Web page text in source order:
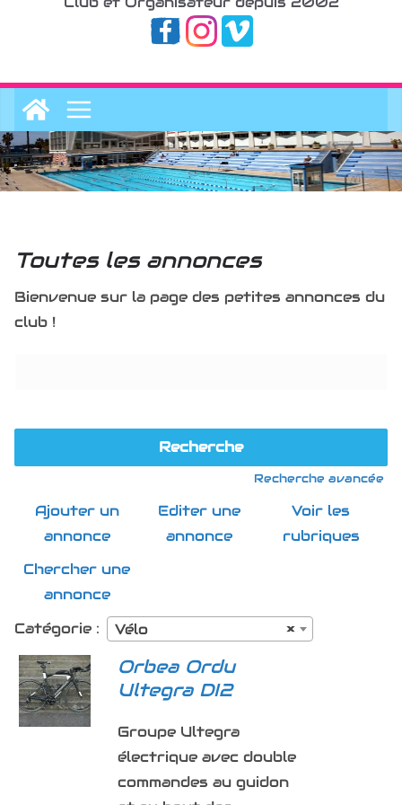
Toutes les annonces
Bienvenue sur la page des petites annonces du
club !
Recherche avancée
Ajouter un
annonce
Editer une
annonce
Voir les
rubriques
Chercher une
annonce
Catégorie :
×
Vélo
Orbea Ordu
Ultegra DI2
Groupe Ultegra
électrique avec double
commandes au guidon